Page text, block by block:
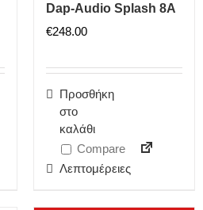
Dap-Audio Splash 8A
€248.00
Προσθήκη
στο
καλάθι
Compare
Λεπτομέρειες